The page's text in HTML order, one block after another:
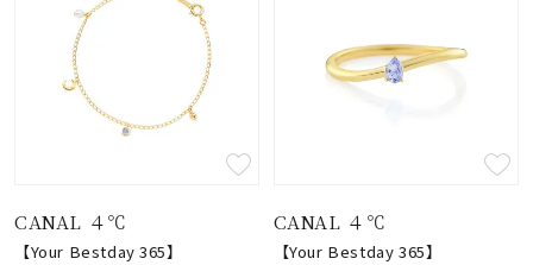
CANAL ４℃
【Your Bestday 365】
CANAL ４℃
【Your Bestday 365】